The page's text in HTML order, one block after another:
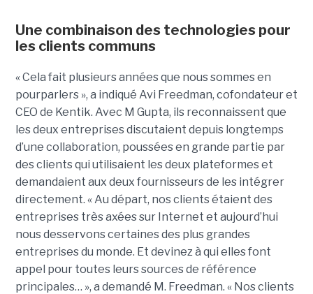
Une combinaison des technologies pour
les clients communs
« Cela fait plusieurs années que nous sommes en
pourparlers », a indiqué Avi Freedman, cofondateur et
CEO de Kentik. Avec M Gupta, ils reconnaissent que
les deux entreprises discutaient depuis longtemps
d’une collaboration, poussées en grande partie par
des clients qui utilisaient les deux plateformes et
demandaient aux deux fournisseurs de les intégrer
directement. « Au départ, nos clients étaient des
entreprises très axées sur Internet et aujourd’hui
nous desservons certaines des plus grandes
entreprises du monde. Et devinez à qui elles font
appel pour toutes leurs sources de référence
principales… », a demandé M. Freedman. « Nos clients